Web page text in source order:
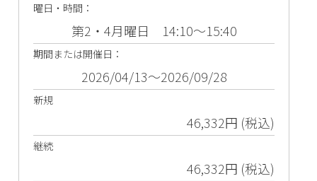
曜日・時間：
第2・4月曜日 14:10～15:40
期間または開催日：
2026/04/13～2026/09/28
新規
46,332円 (税込)
継続
46,332円 (税込)